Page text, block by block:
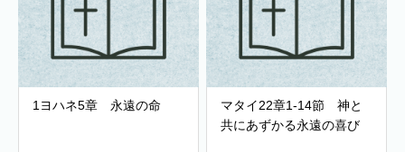
1ヨハネ5章 永遠の命
マタイ22章1-14節 神と
共にあずかる永遠の喜び